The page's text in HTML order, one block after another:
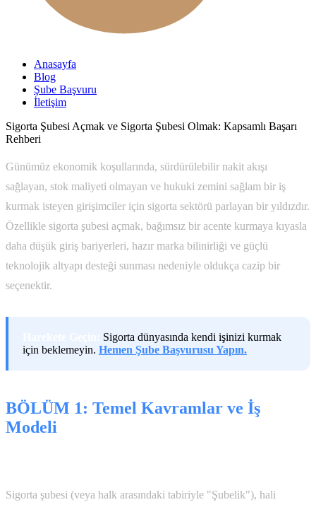
Anasayfa
Blog
Şube Başvuru
İletişim
Sigorta Şubesi Açmak ve Sigorta Şubesi Olmak: Kapsamlı Başarı
Rehberi
Günümüz ekonomik koşullarında, sürdürülebilir nakit akışı
sağlayan, stok maliyeti olmayan ve hukuki zemini sağlam bir iş
kurmak isteyen girişimciler için sigorta sektörü parlayan bir yıldızdır.
Özellikle sigorta şubesi açmak, bağımsız bir acente kurmaya kıyasla
daha düşük giriş bariyerleri, hazır marka bilinirliği ve güçlü
teknolojik altyapı desteği sunması nedeniyle oldukça cazip bir
seçenektir.
Sigorta dünyasında kendi işinizi kurmak
için beklemeyin. Hemen Şube Başvurusu Yapın.
BÖLÜM 1: Temel Kavramlar ve İş
Modeli
Sigorta şubesi (veya halk arasındaki tabiriyle "Şubelik"), hali